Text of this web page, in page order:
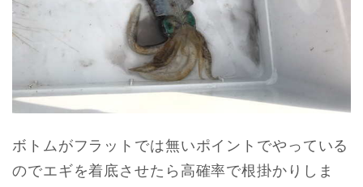
ボトムがフラットでは無いポイントでやっている
のでエギを着底させたら高確率で根掛かりしま